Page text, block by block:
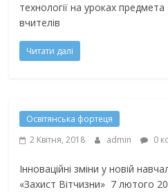
технології на уроках
вчителів
Читати далі
Освітянська фортеця
2 Квітня, 2018
admin 0
Інноваційні зміни у новій
«Захист Вітчизни» 7 лютого